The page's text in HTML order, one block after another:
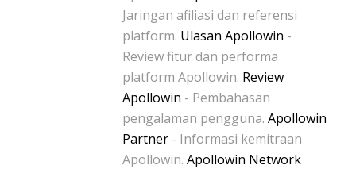
Jaringan afiliasi dan referensi
platform. Ulasan Apollowin -
Review fitur dan performa
platform Apollowin. Review
Apollowin - Pembahasan
pengalaman pengguna. Apollowin
Partner - Informasi kemitraan
Apollowin. Apollowin Network